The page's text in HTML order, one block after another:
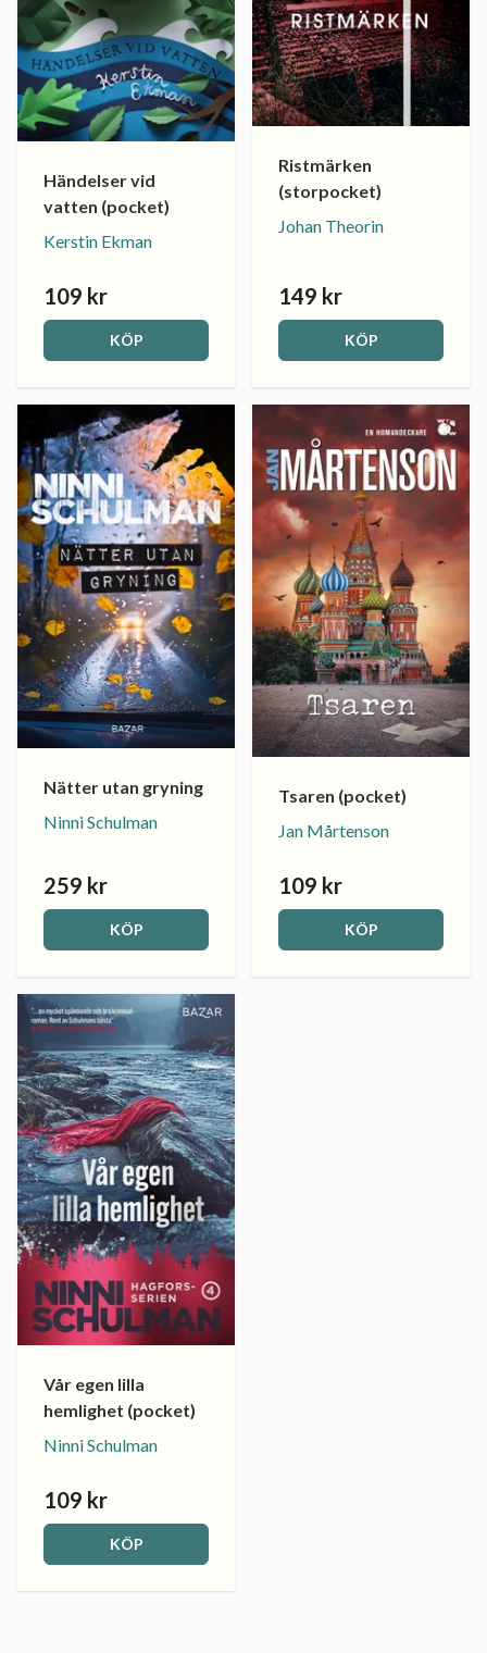
Händelser vid
vatten (pocket)
Kerstin Ekman
109 kr
KÖP
Ristmärken
(storpocket)
Johan Theorin
149 kr
KÖP
Nätter utan gryning
Ninni Schulman
259 kr
KÖP
Tsaren (pocket)
Jan Mårtenson
109 kr
KÖP
Vår egen lilla
hemlighet (pocket)
Ninni Schulman
109 kr
KÖP